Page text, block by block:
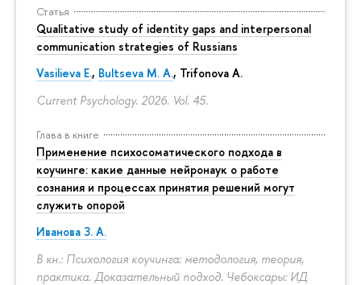
Статья
Qualitative study of identity gaps and interpersonal
communication strategies of Russians
Vasilieva E., Bultseva M. A., Trifonova A.
Current Psychology. 2026. Vol. 45.
Глава в книге
Применение психосоматического подхода в
коучинге: какие данные нейронаук о работе
сознания и процессах принятия решений могут
служить опорой
Иванова З. А.
В кн.: Психология коучинга: методология, теория,
практика. Доказательный подход. Чебоксары: ИД